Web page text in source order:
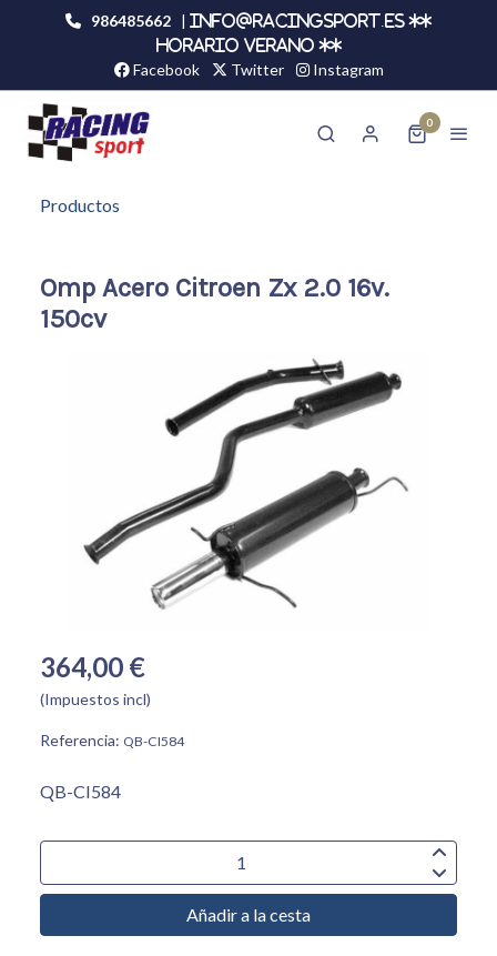
986485662 |
info@racingsport.es **
HORARIO VERANO **
Facebook Twitter Instagram
0
Productos
Omp Acero Citroen Zx 2.0 16v.
150cv
364,00 €
(Impuestos incl)
Referencia: QB-CI584
QB-CI584
Añadir a la cesta